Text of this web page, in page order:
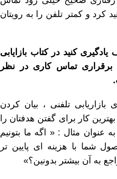
کرد و کمتر تلفن را به رویتان
کنید در کتاب بازایابی
برقراری تماس کاری در نظر
تلفنی ، بیان کردن
کار برای گفتن هدفتان را
عنوان مثال : « اگه ما بتونیم
شما با هزینه ای پایین تر
به آن بیشتر بدونین؟»